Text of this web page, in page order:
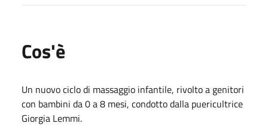
Cos'è
Un nuovo ciclo di massaggio infantile, rivolto a genitori
con bambini da 0 a 8 mesi, condotto dalla puericultrice
Giorgia Lemmi.